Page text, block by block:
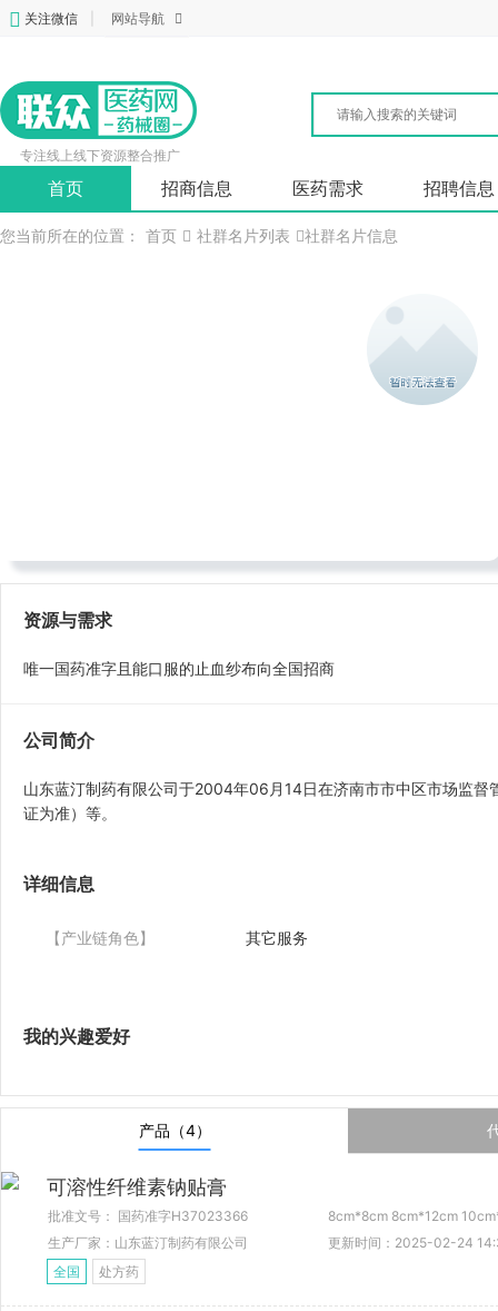
关注微信 网站导航
专注线上线下资源整合推广
首页 招商信息 医药需求 招聘信息
您当前所在的位置： 首页 社群名片列表 社群名片信息
资源与需求
唯一国药准字且能口服的止血纱布向全国招商
公司简介
山东蓝汀制药有限公司于2004年06月14日在济南市市中区市场监
证为准）等。
详细信息
【产业链角色】 其它服务
我的兴趣爱好
产品（4）
可溶性纤维素钠贴膏
批准文号： 国药准字H37023366
8cm*8cm 8cm*12cm
生产厂家：山东蓝汀制药有限公司
更新时间：2025-02-24
全国
处方药